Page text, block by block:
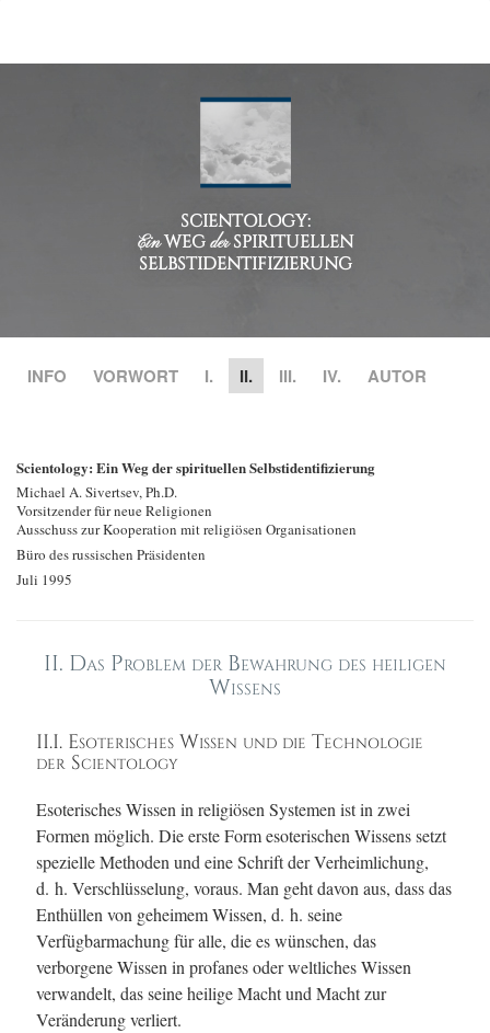
SCIENTOLOGY:
EinWEG derSPIRITUELLEN
SELBSTIDENTIFIZIERUNG
INFO VORWORT I. II. III. IV. AUTOR
Scientology: Ein Weg der spirituellen Selbstidentifizierung
Michael A. Sivertsev, Ph.D.
Vorsitzender für neue Religionen
Ausschuss zur Kooperation mit religiösen Organisationen
Büro des russischen Präsidenten
Juli 1995
II. Das Problem der Bewahrung des heiligen
Wissens
II.I. Esoterisches Wissen und die Technologie
der Scientology
Esoterisches Wissen in religiösen Systemen ist in zwei
Formen möglich. Die erste Form esoterischen Wissens setzt
spezielle Methoden und eine Schrift der Verheimlichung,
d. h. Verschlüsselung, voraus. Man geht davon aus, dass das
Enthüllen von geheimem Wissen, d. h. seine
Verfügbarmachung für alle, die es wünschen, das
verborgene Wissen in profanes oder weltliches Wissen
verwandelt, das seine heilige Macht und Macht zur
Veränderung verliert.